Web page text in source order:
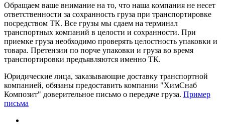
Обращаем ваше внимание на то, что наша компания не несет
ответственности за сохранность груза при транспортировке
посредством ТК. Все грузы мы сдаем на терминал
транспортных компаний в целости и сохранности. При
приемке груза необходимо проверять целостность упаковки и
товара. Претензии по порче упаковки и груза во время
транспортировки предъявляются именно ТК.
Юридические лица, заказывающие доставку транспортной
компанией, обязаны предоставить компании "ХимСнаб
Композит" доверительное письмо о передаче груза. Пример
письма